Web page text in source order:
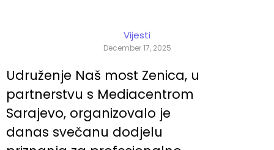
Vijesti
December 17, 2025
Udruženje Naš most Zenica, u
partnerstvu s Mediacentrom
Sarajevo, organizovalo je
danas svečanu dodjelu